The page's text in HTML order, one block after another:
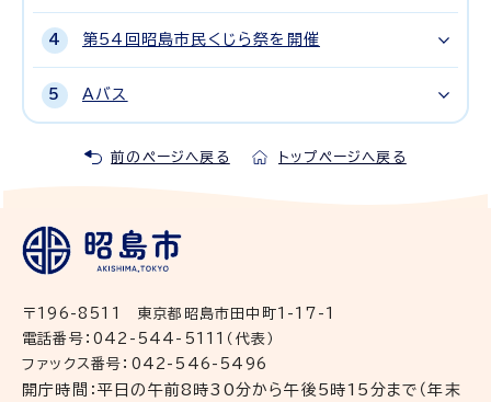
第54回昭島市民くじら祭を開催
Aバス
前のページへ戻る トップページへ戻る
〒196-8511 東京都昭島市田中町1-17-1
電話番号：042-544-5111（代表）
ファックス番号：042-546-5496
開庁時間：平日の午前8時30分から午後5時15分まで（年末